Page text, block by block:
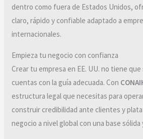
dentro como fuera de Estados Unidos,
claro, rápido y confiable adaptado a
internacionales.
Empieza tu negocio con confianza
Crear tu empresa en EE. UU. no tiene
cuentas con la guía adecuada. Con
estructura legal que necesitas para
construir credibilidad ante clientes y
negocio a nivel global con una base